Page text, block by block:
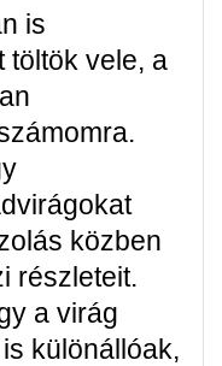
is
töltök vele, a
közben
részleteit.
a virág
különállóak,